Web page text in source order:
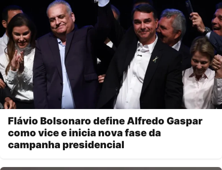
Flávio Bolsonaro define Alfredo Gaspar
como vice e inicia nova fase da
campanha presidencial